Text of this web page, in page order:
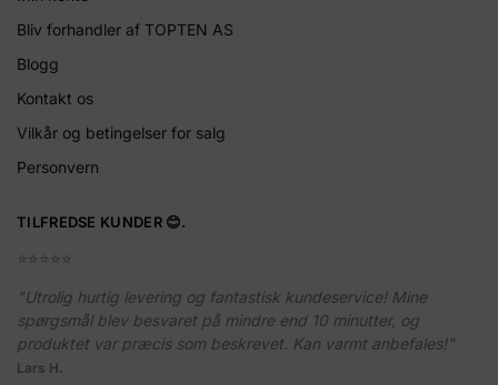
Bliv forhandler af TOPTEN AS
Blogg
Kontakt os
Vilkår og betingelser for salg
Personvern
TILFREDSE KUNDER 😊.
⭐️⭐️⭐️⭐️⭐️
"Utrolig hurtig levering og fantastisk kundeservice! Mine
spørgsmål blev besvaret på mindre end 10 minutter, og
produktet var præcis som beskrevet. Kan varmt anbefales!"
Lars H.